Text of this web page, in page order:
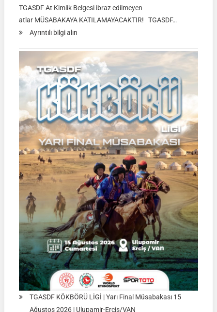
TGASDF At Kimlik Belgesi ibraz edilmeyen
atlar MÜSABAKAYA KATILAMAYACAKTIR! TGASDF…
Ayrıntılı bilgi alın:
BİNİCİLİK
FEDERASYON
MÜSABAKASI
KONYA
|
16
Ağustos
2026
|
Müsabaka
Ön
Kayıt
Formu
TGASDF KÖKBÖRÜ LİGİ | Yarı Final Müsabakası 15
Ağustos 2026 | Ulupamir-Erciş/VAN